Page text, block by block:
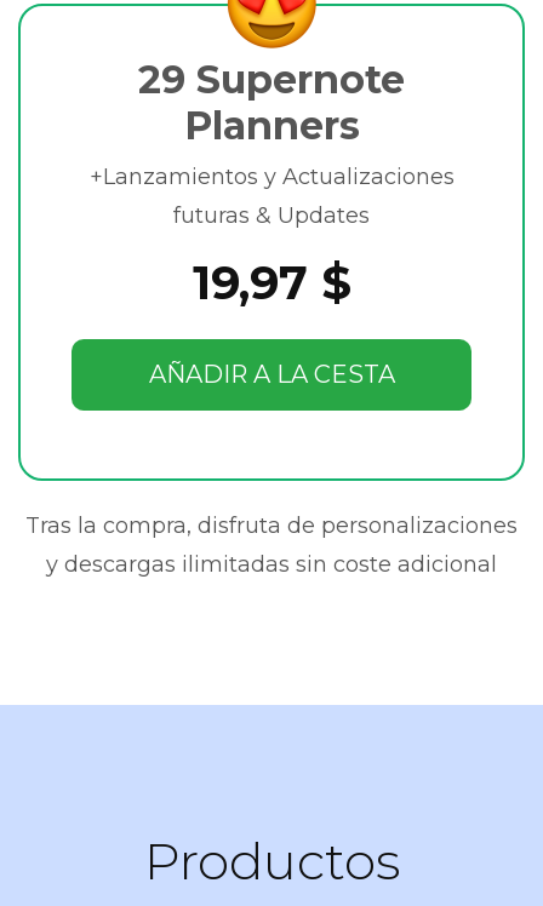
29 Supernote
Planners
+Lanzamientos y Actualizaciones
futuras & Updates
19,97 $
AÑADIR A LA CESTA
Tras la compra, disfruta de personalizaciones
y descargas ilimitadas sin coste adicional
Productos